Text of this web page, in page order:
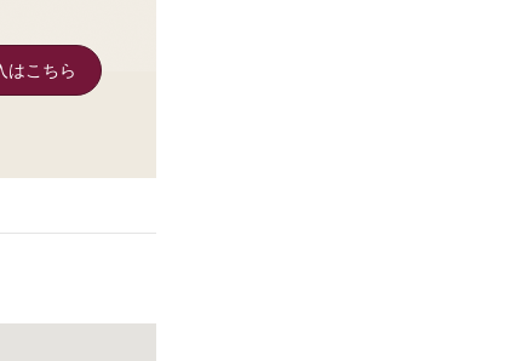
はこちら